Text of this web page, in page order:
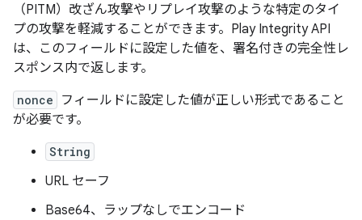
（PITM）改ざん攻撃やリプレイ攻撃のような特定のタイ
プの攻撃を軽減することができます。Play Integrity API
は、このフィールドに設定した値を、署名付きの完全性レ
スポンス内で返します。
nonce
フィールドに設定した値が正しい形式であること
が必要です。
String
URL セーフ
Base64、ラップなしでエンコード